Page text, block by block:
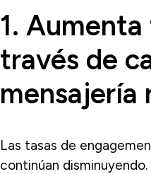
1.
través de
mensajería
Las tasas de
continúan